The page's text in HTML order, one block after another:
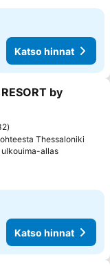
Katso hinnat
by
Thessaloniki
allas
Katso hinnat